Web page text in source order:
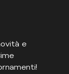
e